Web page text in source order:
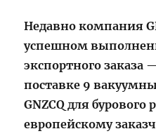
Недавно компания
успешном
экспортного
поставке 9
GNZCQ для бурового
европейскому